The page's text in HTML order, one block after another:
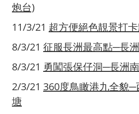
炮台)
11/3/21 超方便絕色靚景打
8/3/21 征服長洲最高點─長
8/3/21 勇闖張保仔洞─長洲南
2/3/21 360度鳥瞰港九全貌─
塘